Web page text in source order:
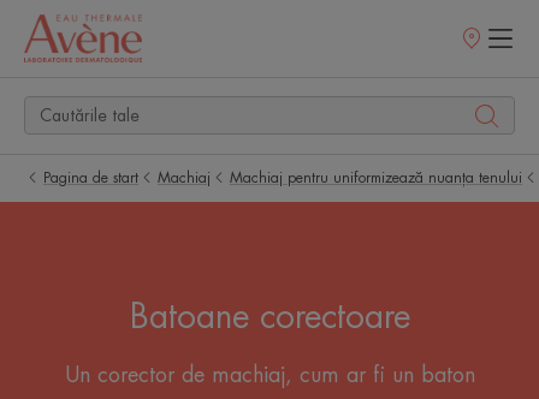
Retailerii
Pagina de start Machiaj Machiaj pentru uniformizează nuanța tenului
Batoane corectoare
Un corector de machiaj, cum ar fi un baton